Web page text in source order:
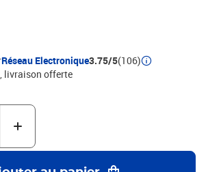
en bois massif, le canapé est stable et
est facile.Couleur : bleuMatériau : Cadre en
tissuDimensions totales : 113,5 x 67 x 73,5
siège : 101 cmProfondeur du siège : 48
partir du sol : 37 cmHauteur des accoudoirs
facileCapacité de charge max
Polyester: 100%
Réseau Electronique3.75/5(106)
livraison offerte